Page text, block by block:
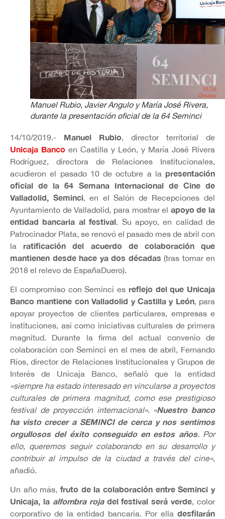
Manuel Rubio, Javier Angulo y María José Rivera,
durante la presentación oficial de la 64 Seminci
14/10/2019.- Manuel Rubio , director territorial de
Unicaja Banco en Castilla y León, y María José Rivera
Rodríguez, directora de Relaciones Institucionales,
acudieron el pasado 10 de octubre a la presentación
oficial de la 64 Semana Internacional de Cine de
Valladolid, Seminci, en el Salón de Recepciones del
Ayuntamiento de Valladolid, para mostrar el apoyo de la
entidad bancaria al festival . Su apoyo, en calidad de
Patrocinador Plata, se renovó el pasado mes de abril con
la ratificación del acuerdo de colaboración que
mantienen desde hace ya dos décadas (tras tomar en
2018 el relevo de EspañaDuero).
El compromiso con Seminci es reflejo del que Unicaja
Banco mantiene con Valladolid y Castilla y León, para
apoyar proyectos de clientes particulares, empresas e
instituciones, así como iniciativas culturales de primera
magnitud. Durante la firma del actual convenio de
colaboración con Seminci en el mes de abril, Fernando
Ríos, director de Relaciones Institucionales y Grupos de
Interés de Unicaja Banco, señaló que la entidad
«siempre ha estado interesado en vincularse a proyectos
culturales de primera magnitud, como ese prestigioso
festival de proyección internacional». «Nuestro banco
ha visto crecer a SEMINCI de cerca y nos sentimos
orgullosos del éxito conseguido en estos años. Por
ello, queremos seguir colaborando en su desarrollo y
contribuir al impulso de la ciudad a través del cine»,
añadió.
Un año más, fruto de la colaboración entre Seminci y
Unicaja, la alfombra rojadel festival será verde, color
corporativo de la entidad bancaria. Por ella desfilarán